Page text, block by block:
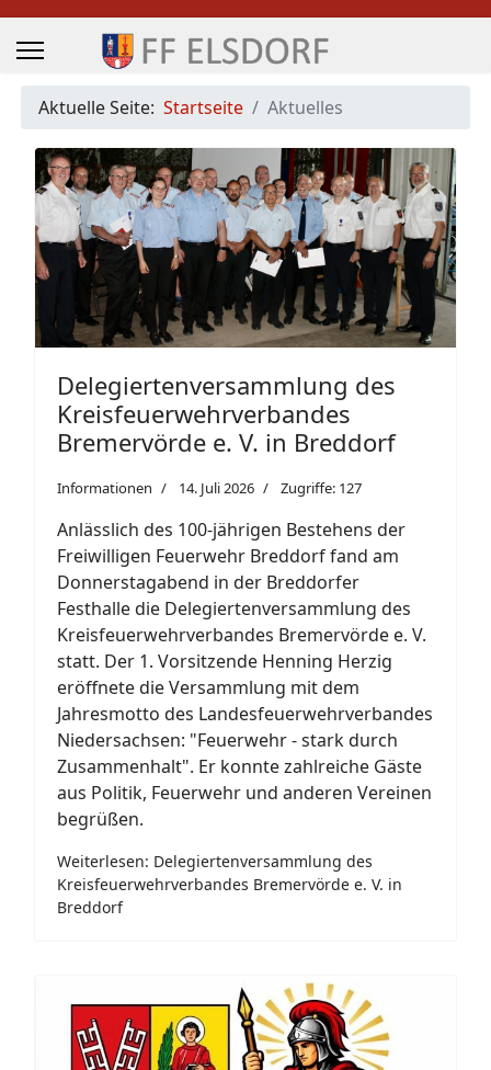
Aktuelle Seite: Startseite Aktuelles
Delegiertenversammlung des
Kreisfeuerwehrverbandes
Bremervörde e. V. in Breddorf
Informationen 14. Juli 2026 Zugriffe: 127
Anlässlich des 100-jährigen Bestehens der
Freiwilligen Feuerwehr Breddorf fand am
Donnerstagabend in der Breddorfer
Festhalle die Delegiertenversammlung des
Kreisfeuerwehrverbandes Bremervörde e. V.
statt. Der 1. Vorsitzende Henning Herzig
eröffnete die Versammlung mit dem
Jahresmotto des Landesfeuerwehrverbandes
Niedersachsen: "Feuerwehr - stark durch
Zusammenhalt". Er konnte zahlreiche Gäste
aus Politik, Feuerwehr und anderen Vereinen
begrüßen.
Weiterlesen: Delegiertenversammlung des
Kreisfeuerwehrverbandes Bremervörde e. V. in
Breddorf